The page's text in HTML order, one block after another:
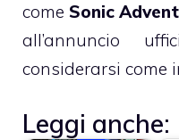
come Sonic
all’annuncio
considerarsi come
Leggi anche: